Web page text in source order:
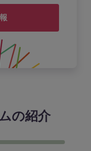
の紹介